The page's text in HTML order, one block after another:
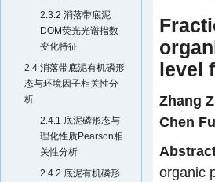
2.3.2 消落带底泥
DOM荧光光谱指数
变化特征
2.4 消落带底泥有机磷形
态与环境因子相关性分
析
2.4.1 底泥磷形态与
理化性质Pearson相
关性分析
2.4.2 底泥有机磷形
level
Zhang
Chen
organic